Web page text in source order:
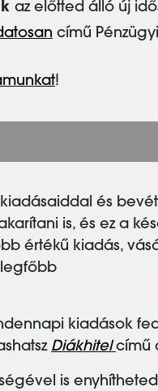
az előtted álló új
című
!
és
is, és ez a
értékű kiadás,
legfőbb
kiadások
Diákhitel című
is